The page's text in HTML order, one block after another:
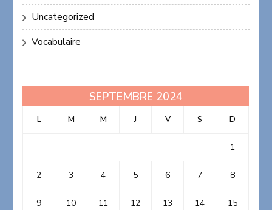
Uncategorized
Vocabulaire
SEPTEMBRE 2024
L M M J V S D
1
2 3 4 5 6 7 8
9 10 11 12 13 14 15